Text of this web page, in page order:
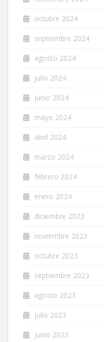
octubre 2024
septiembre 2024
agosto 2024
julio 2024
junio 2024
mayo 2024
abril 2024
marzo 2024
febrero 2024
enero 2024
diciembre 2023
noviembre 2023
octubre 2023
septiembre 2023
agosto 2023
julio 2023
junio 2023